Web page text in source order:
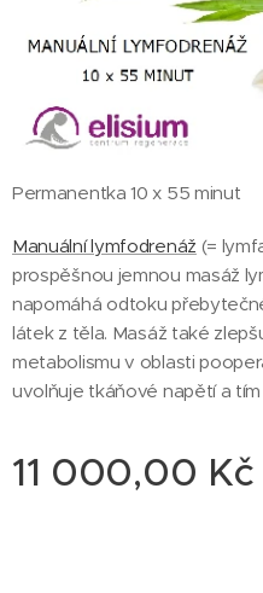
Permanentka 10 x 55 minut
Manuální lymfodrenáž (=
prospěšnou jemnou masáž
napomáhá odtoku
látek z těla. Masáž také
metabolismu v oblasti
uvolňuje tkáňové napětí a
11 000,00 Kč